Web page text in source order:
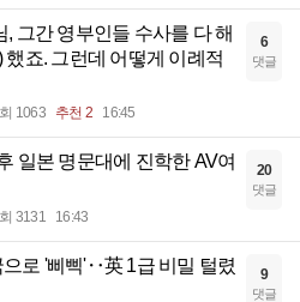
, 그간 영부인들 수사를 다 해
했죠. 그런데 어떻게 이례적
1063 추천 2 16:45
6
댓글
일본 명문대에 진학한 AV여
3131 16:43
20
댓글
으로 '삐삑'‥英 1급 비밀 털렸
9
댓글